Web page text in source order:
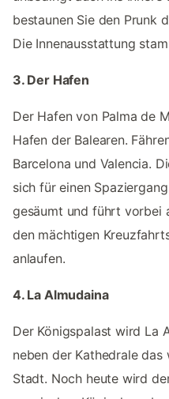
bestaunen Sie den Prunk
Die Innenausstattung
3. Der Hafen
Der Hafen von Palma de
Hafen der Balearen.
Barcelona und Valencia.
sich für einen
gesäumt und führt vorbei
den mächtigen
anlaufen.
4. La Almudaina
Der Königspalast wird La
neben der Kathedrale
Stadt. Noch heute wird